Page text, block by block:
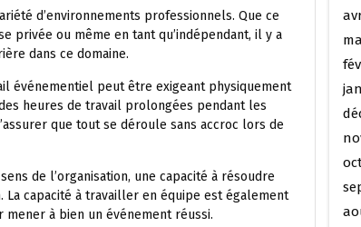
d’environnements professionnels. Que ce
privée ou même en tant qu’indépendant, il y a
dans ce domaine.
événementiel peut être exigeant physiquement
heures de travail prolongées pendant les
que tout se déroule sans accroc lors de
de l’organisation, une capacité à résoudre
capacité à travailler en équipe est également
à bien un événement réussi.